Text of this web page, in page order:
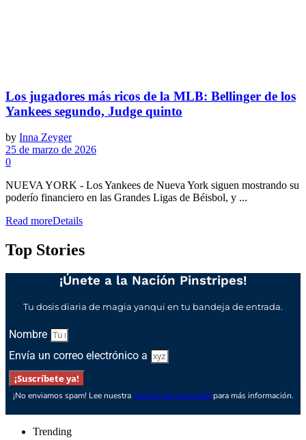
Los jugadores más ricos de la MLB: Bellinger de los
Yankees segundo, Judge quinto
by Inna Zeyger
25 de marzo de 2026
0
NUEVA YORK - Los Yankees de Nueva York siguen mostrando su
poderío financiero en las Grandes Ligas de Béisbol, y ...
Read moreDetails
Top Stories
¡Únete a la Nación Pinstripes!
Tu dosis diaria de magia yanqui en tu bandeja de entrada.
Nombre
Envía un correo electrónico a
¡Suscríbete ya!
¡No enviamos spam! Lee nuestra política de privacidad para más información.
Trending